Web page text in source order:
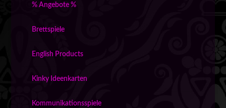
% Angebote %
Brettspiele
English Products
Kinky Ideenkarten
Kommunikationsspiele